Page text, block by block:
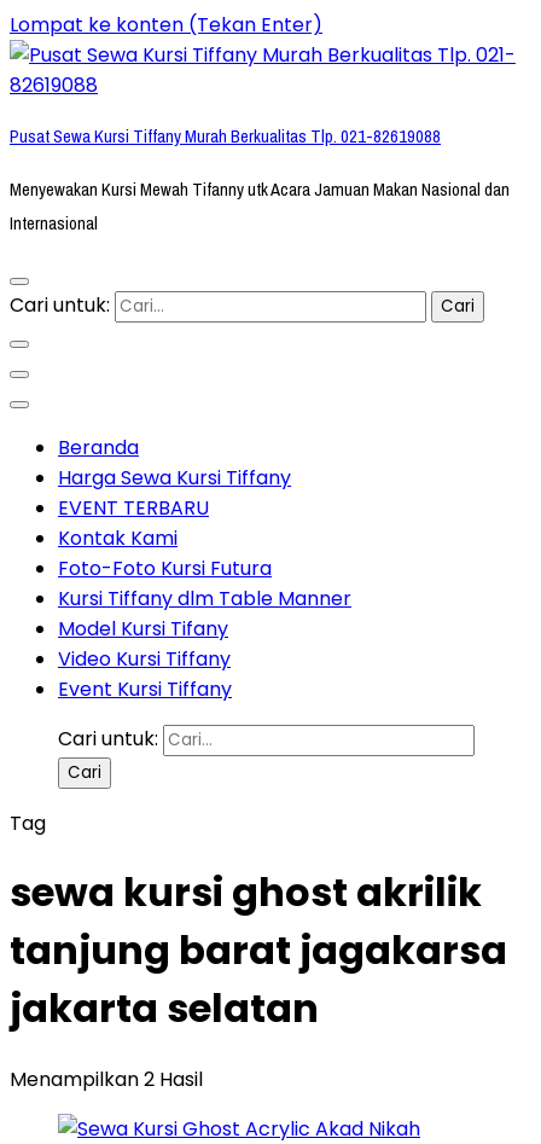
Lompat ke konten (Tekan Enter)
Pusat Sewa Kursi Tiffany Murah Berkualitas Tlp. 021-82619088
Menyewakan Kursi Mewah Tifanny utk Acara Jamuan Makan Nasional dan
Internasional
Cari untuk:
Beranda
Harga Sewa Kursi Tiffany
EVENT TERBARU
Kontak Kami
Foto-Foto Kursi Futura
Kursi Tiffany dlm Table Manner
Model Kursi Tifany
Video Kursi Tiffany
Event Kursi Tiffany
Cari untuk:
Tag
sewa kursi ghost akrilik
tanjung barat jagakarsa
jakarta selatan
Menampilkan 2 Hasil